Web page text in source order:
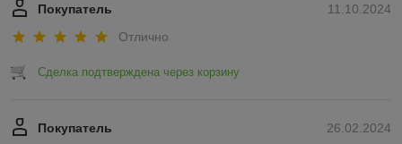
11.10.2024
Покупатель
Отлично
Сделка подтверждена через корзину
26.02.2024
Покупатель